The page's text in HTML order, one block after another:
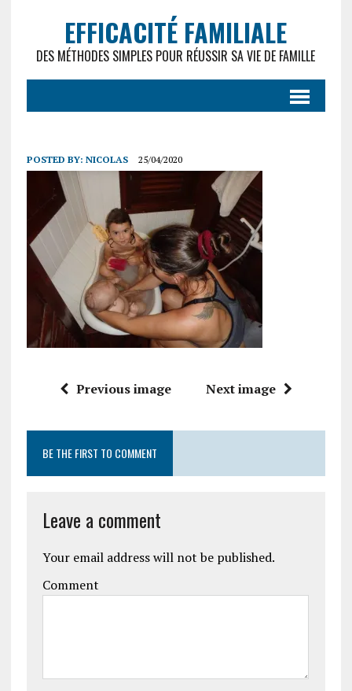
EFFICACITÉ FAMILIALE
DES MÉTHODES SIMPLES POUR RÉUSSIR SA VIE DE FAMILLE
POSTED BY: NICOLAS 25/04/2020
Previous image Next image
BE THE FIRST TO COMMENT
Leave a comment
Your email address will not be published.
Comment